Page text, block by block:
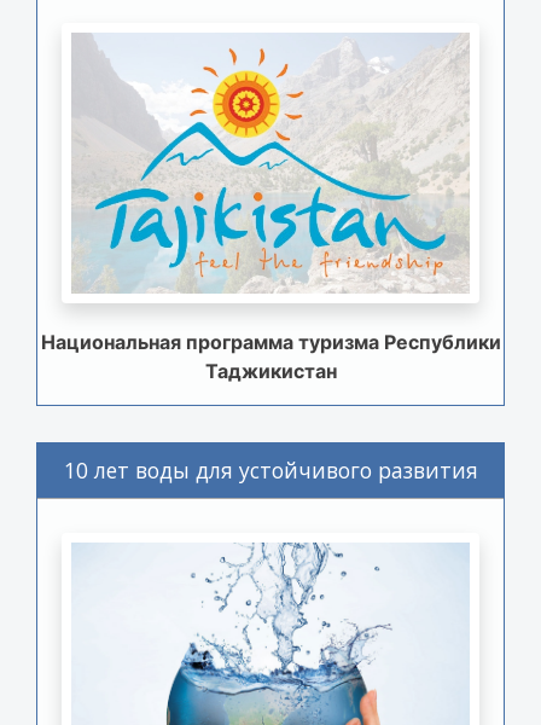
Национальная программа туризма Республики
Таджикистан
10 лет воды для устойчивого развития